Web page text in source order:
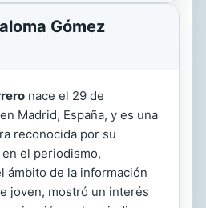
Gómez
nace el 29 de
Madrid, España, y es una
reconocida por su
el periodismo,
ámbito de la información
joven, mostró un interés